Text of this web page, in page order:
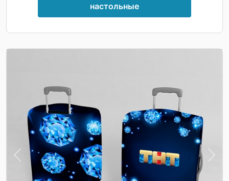
настольные
Previous Next